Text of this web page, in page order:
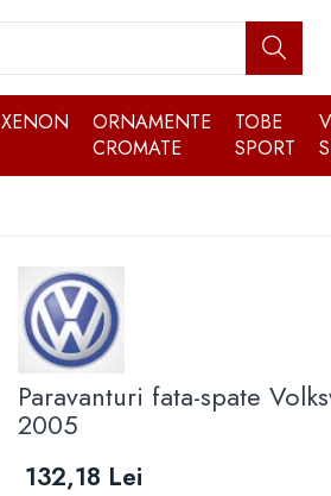
XENON
ORNAMENTE
CROMATE
TOBE
SPORT
Paravanturi fata-spate
2005
132,18 Lei